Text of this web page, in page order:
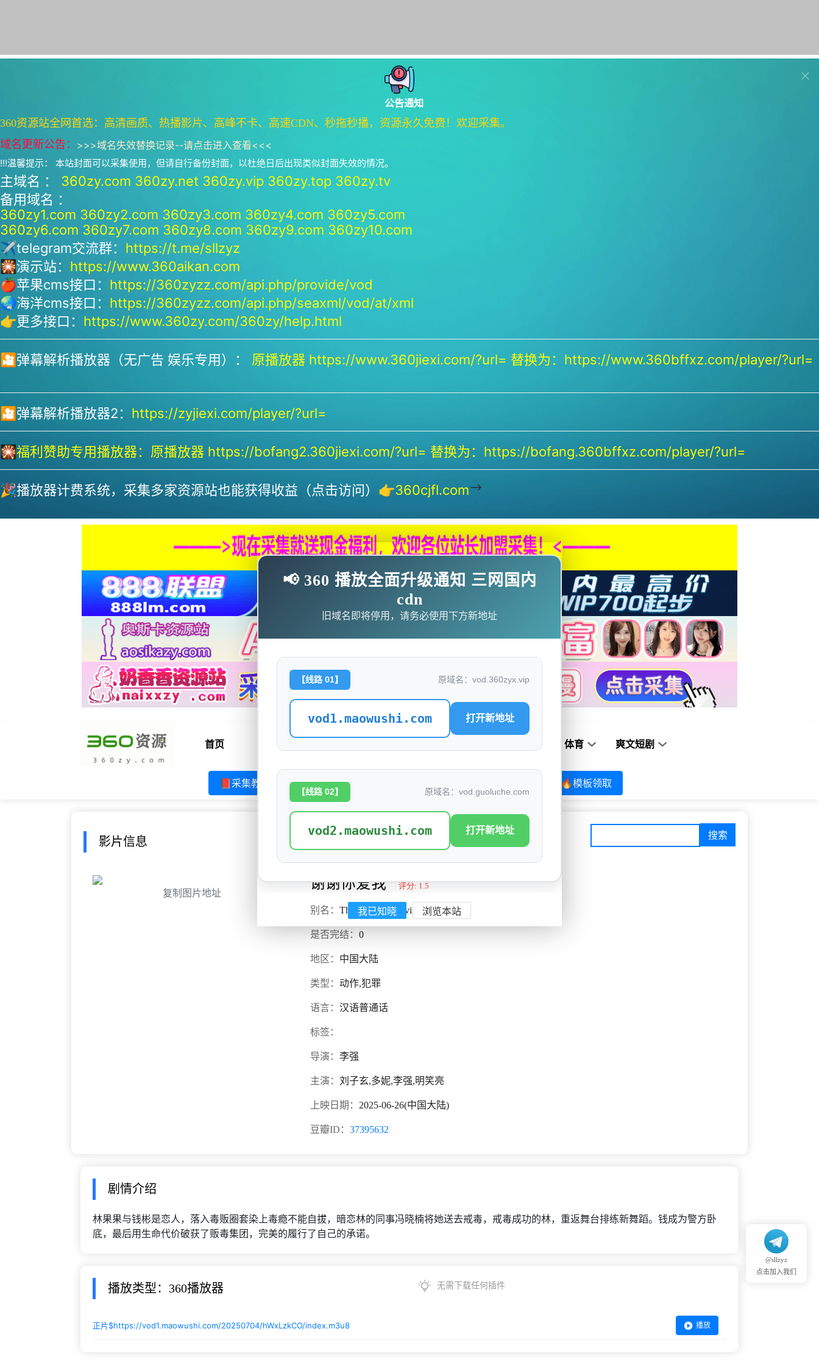
公告通知
360资源站全网首选：高清画质、热播影片、高峰不卡、高速CDN、秒拖秒播，资源永久免费！欢迎采集。
域名更新公告： >>>域名失效替换记录--请点击进入查看<<<
!!!温馨提示： 本站封面可以采集使用，但请自行备份封面，以杜绝日后出现类似封面失效的情况。
主域名 ： 360zy.com 360zy.net 360zy.vip 360zy.top 360zy.tv
备用域名 ：
360zy1.com 360zy2.com 360zy3.com 360zy4.com 360zy5.com
360zy6.com 360zy7.com 360zy8.com 360zy9.com 360zy10.com
✈telegram交流群： https://t.me/sllzyz
🎇演示站： https://www.360aikan.com
🍎苹果cms接口： https://360zyzz.com/api.php/provide/vod
🌏海洋cms接口： https://360zyzz.com/api.php/seaxml/vod/at/xml
👉更多接口： https://www.360zy.com/360zy/help.html
🎦弹幕解析播放器（无广告 娱乐专用）： 原播放器 https://www.360jiexi.com/?url= 替换为：https://www.360bffxz.com/player/?url=
🎦弹幕解析播放器2： https://zyjiexi.com/player/?url=
🎇福利赞助专用播放器： 原播放器 https://bofang2.360jiexi.com/?url= 替换为：https://bofang.360bffxz.com/player/?url=
🎉播放器计费系统，采集多家资源站也能获得收益（点击访问）👉360cjfl.com-->
首页 电影 体育 爽文短剧
📕采集教程 🗨求片必应 🔥模板领取
影片信息
复制图片地址
谢谢你爱我 评分: 1.5
别名： ThankYouForLovingMe
是否完结： 0
地区： 中国大陆
类型： 动作,犯罪
语言： 汉语普通话
标签：
导演： 李强
主演： 刘子玄,多妮,李强,明笑亮
上映日期： 2025-06-26(中国大陆)
豆瓣ID： 37395632
剧情介绍
林果果与钱彬是恋人，落入毒贩圈套染上毒瘾不能自拔，暗恋林的同事冯晓楠将她送去戒毒，戒毒成功的林，重返舞台排练新舞蹈。钱成为警方卧
底，最后用生命代价破获了贩毒集团，完美的履行了自己的承诺。
播放类型：360播放器 无需下载任何插件
正片$https://vod1.maowushi.com/20250704/hWxLzkCO/index.m3u8 播放
@sllzyz
点击加入我们
📢 360 播放全面升级通知 三网国内
cdn
旧域名即将停用，请务必使用下方新地址
【线路 01】 原域名：vod.360zyx.vip
vod1.maowushi.com 打开新地址
【线路 02】 原域名：vod.guoluche.com
vod2.maowushi.com 打开新地址
我已知晓 浏览本站